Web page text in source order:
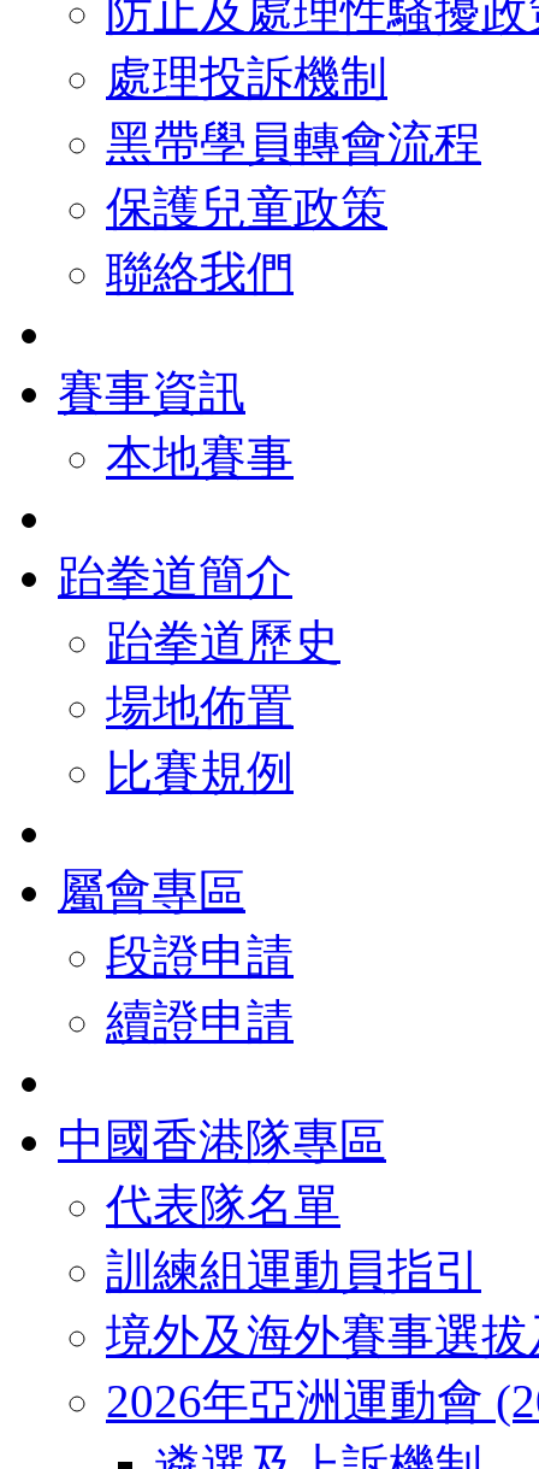
防止及處理性騷擾
處理投訴機制
黑帶學員轉會流程
保護兒童政策
聯絡我們
賽事資訊
本地賽事
跆拳道簡介
跆拳道歷史
場地佈置
比賽規例
屬會專區
段證申請
續證申請
中國香港隊專區
代表隊名單
訓練組運動員指引
境外及海外賽事選
2026年亞洲運動會